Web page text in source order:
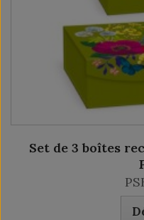
Set de 3 boîtes